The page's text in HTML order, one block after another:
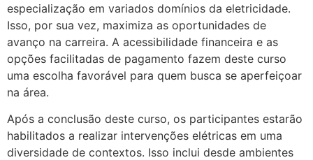
especialização em variados domínios da eletricidade.
Isso, por sua vez, maximiza as oportunidades de
avanço na carreira. A acessibilidade financeira e as
opções facilitadas de pagamento fazem deste curso
uma escolha favorável para quem busca se aperfeiçoar
na área.
Após a conclusão deste curso, os participantes estarão
habilitados a realizar intervenções elétricas em uma
diversidade de contextos. Isso inclui desde ambientes